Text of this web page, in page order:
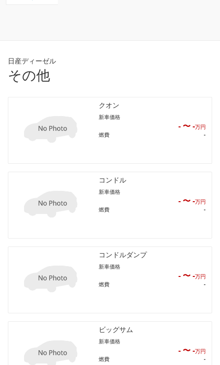
日産ディーゼル
その他
クオン
新車価格
- 〜 -万円
燃費
-
コンドル
新車価格
- 〜 -万円
燃費
-
コンドルダンプ
新車価格
- 〜 -万円
燃費
-
ビッグサム
新車価格
- 〜 -万円
燃費
-